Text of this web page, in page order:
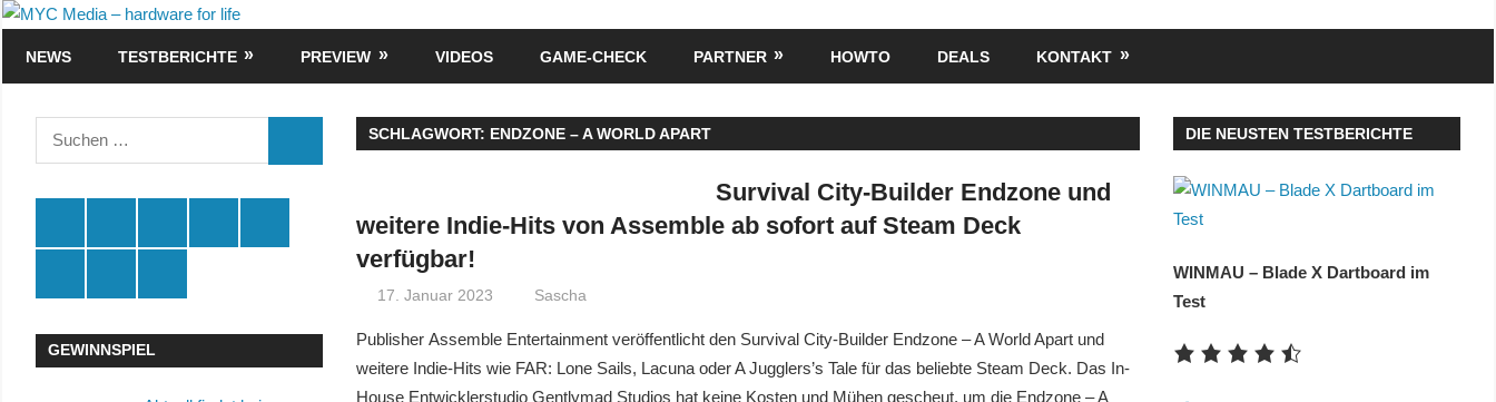
Zum
MYC
Media
–
hardware
NEWS TESTBERICHTE PREVIEW VIDEOS GAME-CHECK PARTNER HOWTO DEALS KONTAKT
SCHLAGWORT: ENDZONE – A WORLD APART
Survival City-Builder Endzone und
weitere Indie-Hits von Assemble ab sofort auf Steam Deck
verfügbar!
17. Januar 2023 Sascha
Publisher Assemble Entertainment veröffentlicht den Survival City-Builder Endzone – A World Apart und
weitere Indie-Hits wie FAR: Lone Sails, Lacuna oder A Jugglers’s Tale für das beliebte Steam Deck. Das In-
House Entwicklerstudio Gentlymad Studios hat keine Kosten und Mühen gescheut, um die Endzone – A
Suchen
nach:
GEWINNSPIEL
DIE NEUSTEN TESTBERICHTE
WINMAU – Blade X Dartboard im
Test